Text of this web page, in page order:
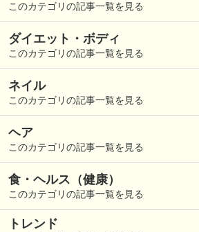
このカテゴリの記事一覧を見る
ダイエット・ボディ
このカテゴリの記事一覧を見る
ネイル
このカテゴリの記事一覧を見る
ヘア
このカテゴリの記事一覧を見る
食・ヘルス（健康）
このカテゴリの記事一覧を見る
トレンド